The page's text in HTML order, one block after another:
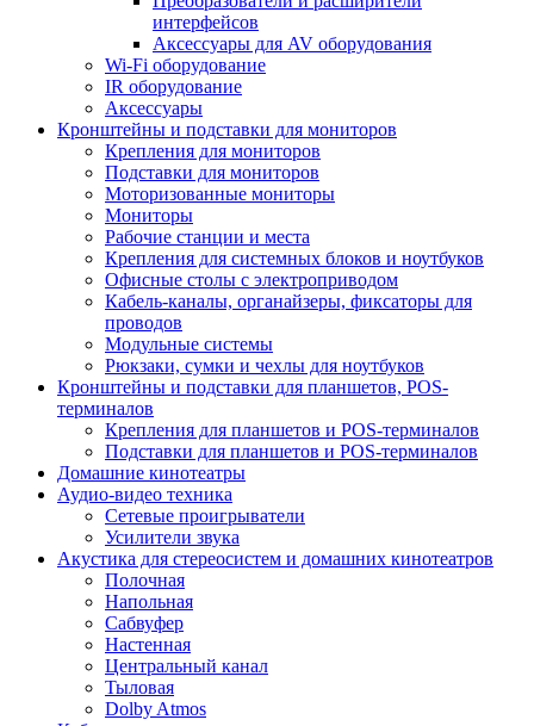
интерфейсов
Аксессуары для AV оборудования
Wi-Fi оборудование
IR оборудование
Аксессуары
Кронштейны и подставки для мониторов
Крепления для мониторов
Подставки для мониторов
Моторизованные мониторы
Мониторы
Рабочие станции и места
Крепления для системных блоков и ноутбуков
Офисные столы с электроприводом
Кабель-каналы, органайзеры, фиксаторы для
проводов
Модульные системы
Рюкзаки, сумки и чехлы для ноутбуков
Кронштейны и подставки для планшетов, POS-
терминалов
Крепления для планшетов и POS-терминалов
Подставки для планшетов и POS-терминалов
Домашние кинотеатры
Аудио-видео техника
Сетевые проигрыватели
Усилители звука
Акустика для стереосистем и домашних кинотеатров
Полочная
Напольная
Сабвуфер
Настенная
Центральный канал
Тыловая
Dolby Atmos